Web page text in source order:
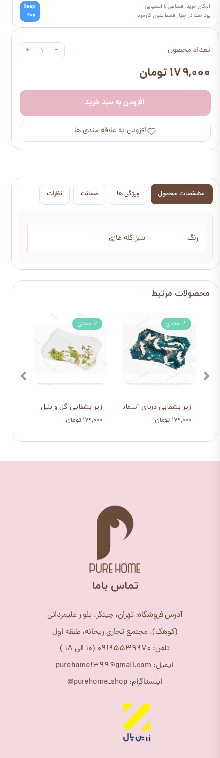
تعداد محصول −
+
۱۷۹,۰۰۰ تومان
افزودن به سبد خرید
افزودن به علاقه مندی ها
امکان خرید اقساطی با اسنپ‌پی
پرداخت در چهار قسط بدون کارمزد
Snap
Pay
مشخصات محصول ویژگی ها ضمانت نظرات
رنگ سبز کله غازی
زیر بشقابی گل و بلبل
۱۷۹,۰۰۰ تومان
2 عددی
زیر بشقابی درنای آسمانی
۱۷۹,۰۰۰ تومان
2 عددی
​تماس باما
آدرس فروشگاه: تهران، چیتگر، بلوار علیمردانی
(کوهک)، مجتمع تجاری ریحانه، طبقه اول
تلفن: 09195539970 (10 الی 18 )
ایمیل: purehome1399@gmail.com
اینستاگرام: purehome_shop@